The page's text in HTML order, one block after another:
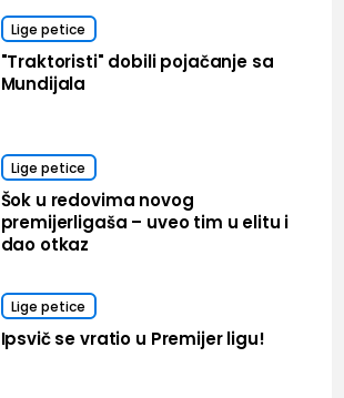
Lige petice
"Traktoristi" dobili pojačanje sa
Mundijala
Lige petice
Šok u redovima novog
premijerligaša – uveo tim u elitu i
dao otkaz
Lige petice
Ipsvič se vratio u Premijer ligu!